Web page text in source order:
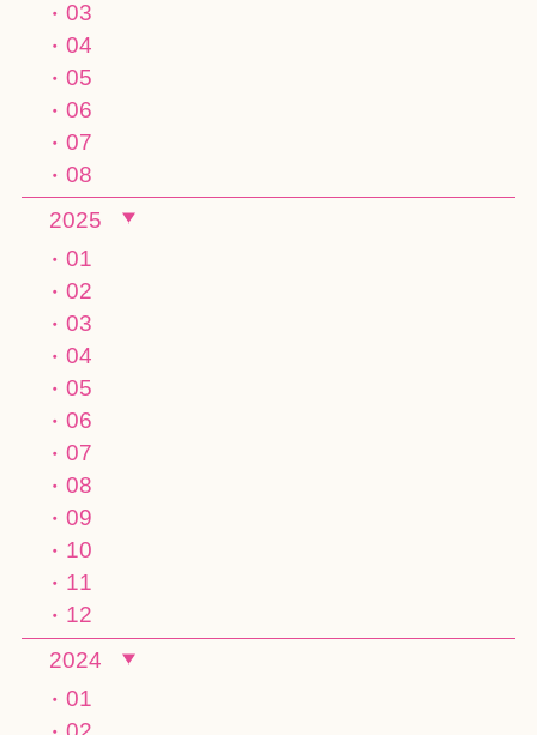
03
04
05
06
07
08
2025
01
02
03
04
05
06
07
08
09
10
11
12
2024
01